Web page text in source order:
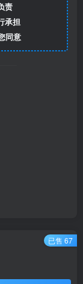
责
承担
同意
已售 67